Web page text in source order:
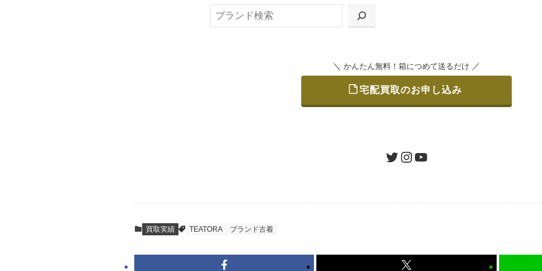
または梱包材不要の「集荷申込」からお選びいただけます。
箱に売りたいお品をつめて、送るだけで簡単にご利用いただけます。
到着即日に査定いたします。買取金額にご納得いただければ、最短即日の入金が
キャンセルも1点から可能、返送料も無料です。（すべて弊社が負担いたします
かんたん無料！箱につめて送るだけ
＼ かんたん無料！箱につめて送るだけ ／
宅配買取のお申し込み
ツイッターインスタグラムユーチューブ
買取実績 TEATORA ブランド古着